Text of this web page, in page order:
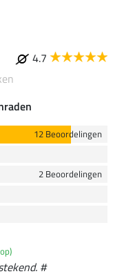
4.7
12 Beoordelingen
2 Beoordelingen
#